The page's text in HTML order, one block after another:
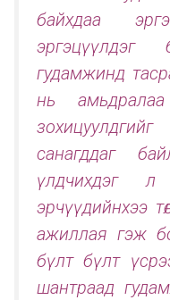
байхдаа
гудамжинд
нь
санагддаг
үлдчихдэг
эрчүүдийнхээ
ажиллая гэж
бүлт бүлт
шантраад